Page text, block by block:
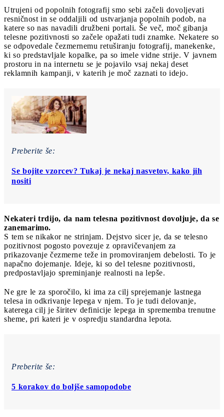
Utrujeni od popolnih fotografij smo sebi začeli dovoljevati
resničnost in se oddaljili od ustvarjanja popolnih podob, na
katere so nas navadili družbeni portali. Še več, moč gibanja
telesne pozitivnosti so začele opažati tudi znamke. Nekatere so
se odpovedale čezmernemu retuširanju fotografij, manekenke,
ki so predstavljale kopalke, pa so imele vidne strije. V javnem
prostoru in na internetu se je pojavilo vsaj nekaj deset
reklamnih kampanji, v katerih je moč zaznati to idejo.
Preberite še:
Se bojite vzorcev? Tukaj je nekaj nasvetov, kako jih
nositi
Nekateri trdijo, da nam telesna pozitivnost dovoljuje, da se
zanemarimo.
S tem se nikakor ne strinjam. Dejstvo sicer je, da se telesno
pozitivnost pogosto povezuje z opravičevanjem za
prikazovanje čezmerne teže in promoviranjem debelosti. To je
napačno dojemanje. Ideje, ki so del telesne pozitivnosti,
predpostavljajo spreminjanje realnosti na lepše.
Ne gre le za sporočilo, ki ima za cilj sprejemanje lastnega
telesa in odkrivanje lepega v njem. To je tudi delovanje,
katerega cilj je širitev definicije lepega in sprememba trenutne
sheme, pri kateri je v ospredju standardna lepota.
Preberite še:
5 korakov do boljše samopodobe